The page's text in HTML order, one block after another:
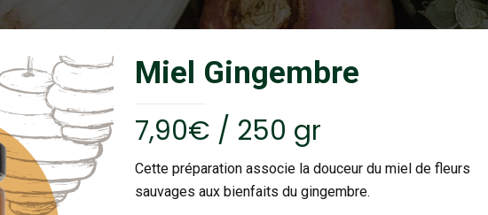
Miel Gingembre
7,90€ / 250 gr
Cette préparation associe la douceur du miel de fleurs
sauvages aux bienfaits du gingembre.